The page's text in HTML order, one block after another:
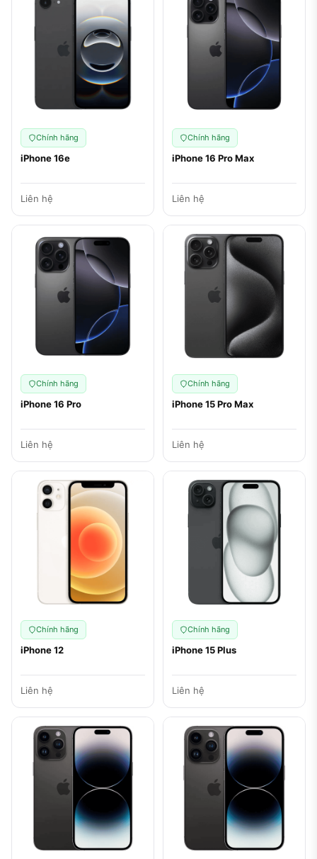
Chính hãng
iPhone 16e
Liên hệ
Chính hãng
iPhone 16 Pro Max
Liên hệ
Chính hãng
iPhone 16 Pro
Liên hệ
Chính hãng
iPhone 15 Pro Max
Liên hệ
Chính hãng
iPhone 12
Liên hệ
Chính hãng
iPhone 15 Plus
Liên hệ